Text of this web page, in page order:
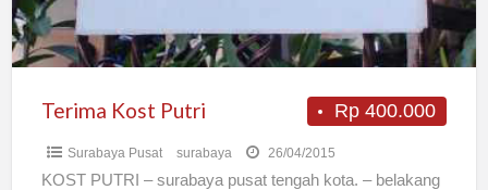
Rp 400.000
Terima Kost Putri
Surabaya Pusat surabaya 26/04/2015
KOST PUTRI – surabaya pusat tengah kota. – belakang